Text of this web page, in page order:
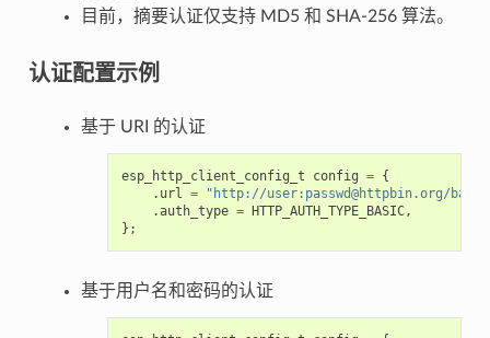
目前，摘要认证仅支持 MD5 和 SHA-256 算法。
认证配置示例
基于 URI 的认证
esp_http_client_config_t config = {
. url =
"http://user:passwd@httpbin.org/
.auth_type = HTTP_AUTH_TYPE_BASIC,
};
基于用户名和密码的认证